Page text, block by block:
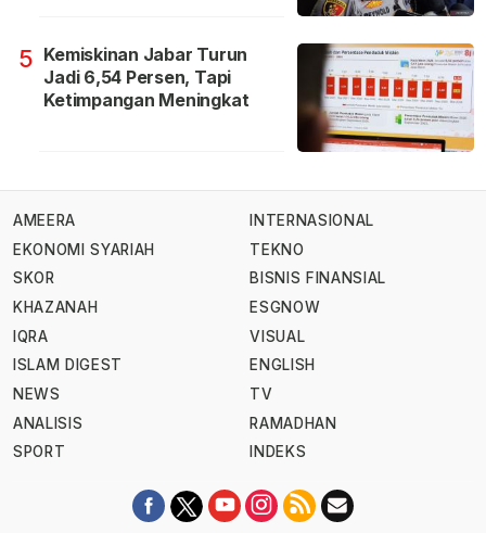
5 Kemiskinan Jabar Turun
Jadi 6,54 Persen, Tapi
Ketimpangan Meningkat
AMEERA
EKONOMI SYARIAH
SKOR
KHAZANAH
IQRA
ISLAM DIGEST
NEWS
ANALISIS
SPORT
INTERNASIONAL
TEKNO
BISNIS FINANSIAL
ESGNOW
VISUAL
ENGLISH
TV
RAMADHAN
INDEKS